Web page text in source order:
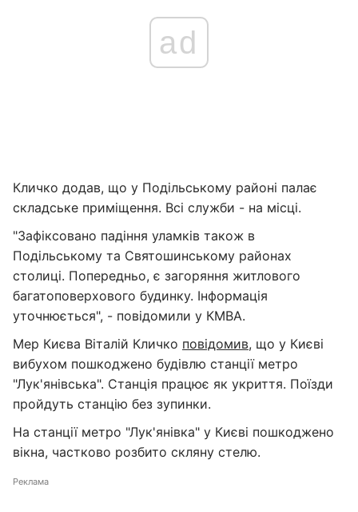
ad
Кличко додав, що у Подільському районі палає
складське приміщення. Всі служби - на місці.
"Зафіксовано падіння уламків також в
Подільському та Святошинському районах
столиці. Попередньо, є загоряння житлового
багатоповерхового будинку. Інформація
уточнюється", - повідомили у КМВА.
Мер Києва Віталій Кличко повідомив, що у Києві
вибухом пошкоджено будівлю станції метро
"Лук'янівська". Станція працює як укриття. Поїзди
пройдуть станцію без зупинки.
На станції метро "Лук'янівка" у Києві пошкоджено
вікна, частково розбито скляну стелю.
Реклама